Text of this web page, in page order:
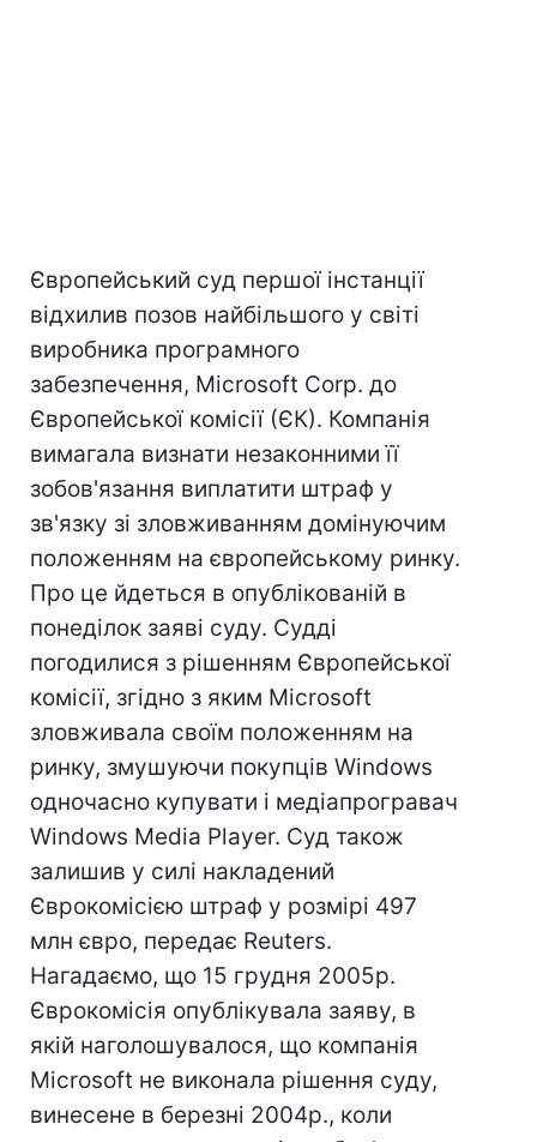
Європейський суд першої інстанції
відхилив позов найбільшого у світі
виробника програмного
забезпечення, Microsoft Corp. до
Європейської комісії (ЄК). Компанія
вимагала визнати незаконними її
зобов'язання виплатити штраф у
зв'язку зі зловживанням домінуючим
положенням на європейському ринку.
Про це йдеться в опублікованій в
понеділок заяві суду. Судді
погодилися з рішенням Європейської
комісії, згідно з яким Microsoft
зловживала своїм положенням на
ринку, змушуючи покупців Windows
одночасно купувати і медіапрогравач
Windows Media Player. Суд також
залишив у силі накладений
Єврокомісією штраф у розмірі 497
млн євро, передає Reuters.
Нагадаємо, що 15 грудня 2005р.
Єврокомісія опублікувала заяву, в
якій наголошувалося, що компанія
Microsoft не виконала рішення суду,
винесене в березні 2004р., коли